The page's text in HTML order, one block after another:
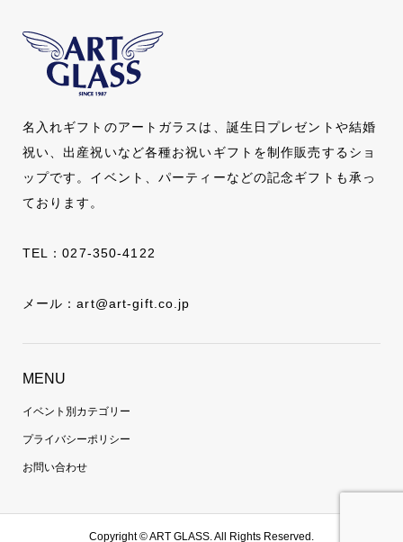
名入れギフトのアートガラスは、誕生日プレゼントや結婚
祝い、出産祝いなど各種お祝いギフトを制作販売するショ
ップです。イベント、パーティーなどの記念ギフトも承っ
ております。
TEL：027-350-4122
メール：art@art-gift.co.jp
MENU
イベント別カテゴリー
プライバシーポリシー
お問い合わせ
Copyright ©ART GLASS. All Rights Reserved.